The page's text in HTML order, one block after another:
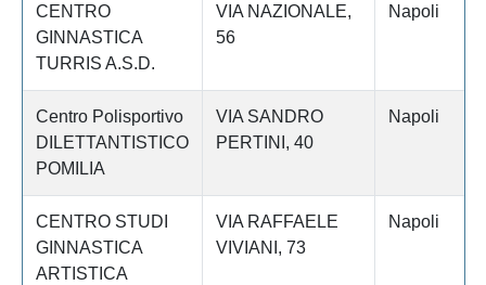
CENTRO
GINNASTICA
TURRIS A.S.D.
VIA NAZIONALE,
56
Napoli
Centro Polisportivo
DILETTANTISTICO
POMILIA
VIA SANDRO
PERTINI, 40
Napoli
CENTRO STUDI
GINNASTICA
ARTISTICA
VIA RAFFAELE
VIVIANI, 73
Napoli